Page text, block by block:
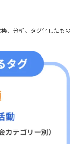
、分析、タグ化したもの